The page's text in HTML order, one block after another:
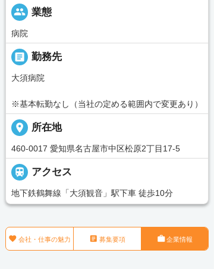
people 業態
病院
_pin
勤務先
大須病院
※基本転勤なし（当社の定める範囲内で変更あり）
place 所在地
460-0017 愛知県名古屋市中区松原2丁目17-5
 アクセス
地下鉄鶴舞線「大須観音」駅下車 徒歩10分
 会社・仕事の魅力  募集要項 企業情報